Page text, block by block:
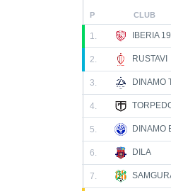
P CLUB
1. IBERIA
2. RUSTAVI
3. DINAMO
4.
5. DINAMO
6. DILA
7.